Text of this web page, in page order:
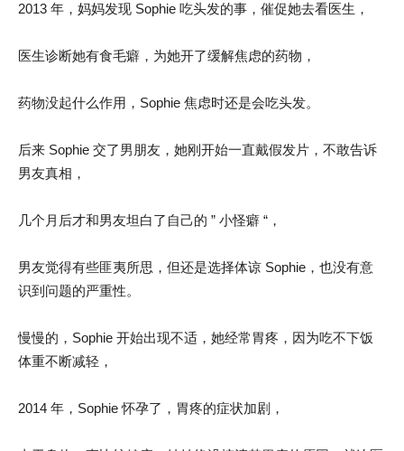
2013 年，妈妈发现 Sophie 吃头发的事，催促她去看医生，
医生诊断她有食毛癖，为她开了缓解焦虑的药物，
药物没起什么作用，Sophie 焦虑时还是会吃头发。
后来 Sophie 交了男朋友，她刚开始一直戴假发片，不敢告诉
男友真相，
几个月后才和男友坦白了自己的 ” 小怪癖 “，
男友觉得有些匪夷所思，但还是选择体谅 Sophie，也没有意
识到问题的严重性。
慢慢的，Sophie 开始出现不适，她经常胃疼，因为吃不下饭
体重不断减轻，
2014 年，Sophie 怀孕了，胃疼的症状加剧，